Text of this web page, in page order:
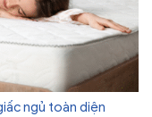
ngủ toàn diện